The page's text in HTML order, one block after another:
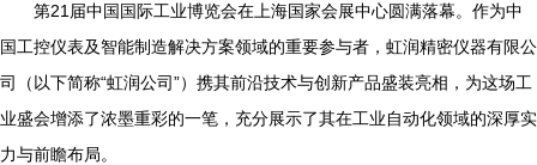
第21届中国国际工业博览会在上海国家会展中心圆满落幕。作为中
国工控仪表及智能制造解决方案领域的重要参与者，虹润精密仪器有限公
司（以下简称“虹润公司”）携其前沿技术与创新产品盛装亮相，为这场工
业盛会增添了浓墨重彩的一笔，充分展示了其在工业自动化领域的深厚实
力与前瞻布局。